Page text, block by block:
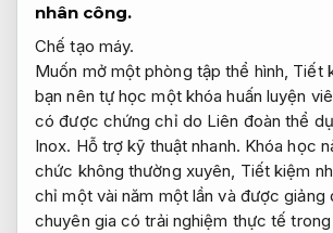
nhân công.
Chế tạo máy.
Muốn mở một phòng tập thể hình, Tiết
bạn nên tự học một khóa huấn luyện
có được chứng chỉ do Liên đoàn thể
Inox. Hỗ trợ kỹ thuật nhanh. Khóa học
chức không thường xuyên, Tiết kiệm
chỉ một vài năm một lần và được giảng
chuyên gia có trải nghiệm thực tế trong